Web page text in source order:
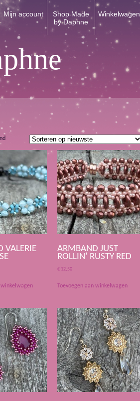
Mijn account
Shop Made
by Daphne
Winkelwagen
VALERIE
winkelwagen
ARMBAND JUST
ROLLIN’ RUSTY RED
€ 12,50
Toevoegen aan winkelwagen